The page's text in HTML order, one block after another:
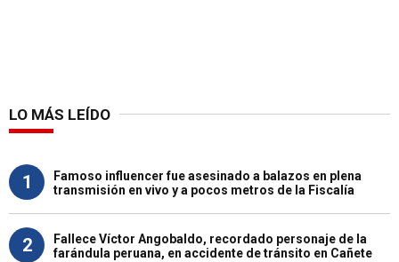
LO MÁS LEÍDO
1
Famoso influencer fue asesinado a balazos en plena
transmisión en vivo y a pocos metros de la Fiscalía
2
Fallece Víctor Angobaldo, recordado personaje de la
farándula peruana, en accidente de tránsito en Cañete